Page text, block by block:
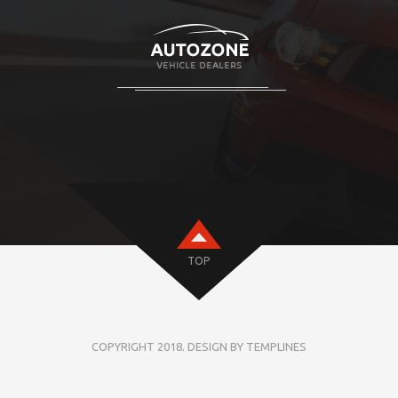
TOP
COPYRIGHT 2018. DESIGN BY TEMPLINES